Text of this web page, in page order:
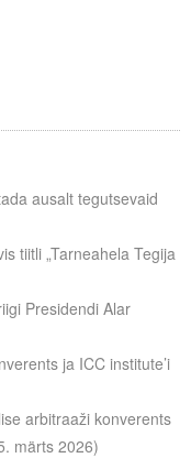
ausalt tegutsevaid
tiitli „Tarneahela Tegija
Presidendi Alar
ja ICC institute’i
arbitraaži konverents
märts 2026)